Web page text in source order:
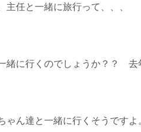
主任と一緒に旅行って、、、
緒に行くのでしょうか？？ 去
ゃん達と一緒に行くそうです